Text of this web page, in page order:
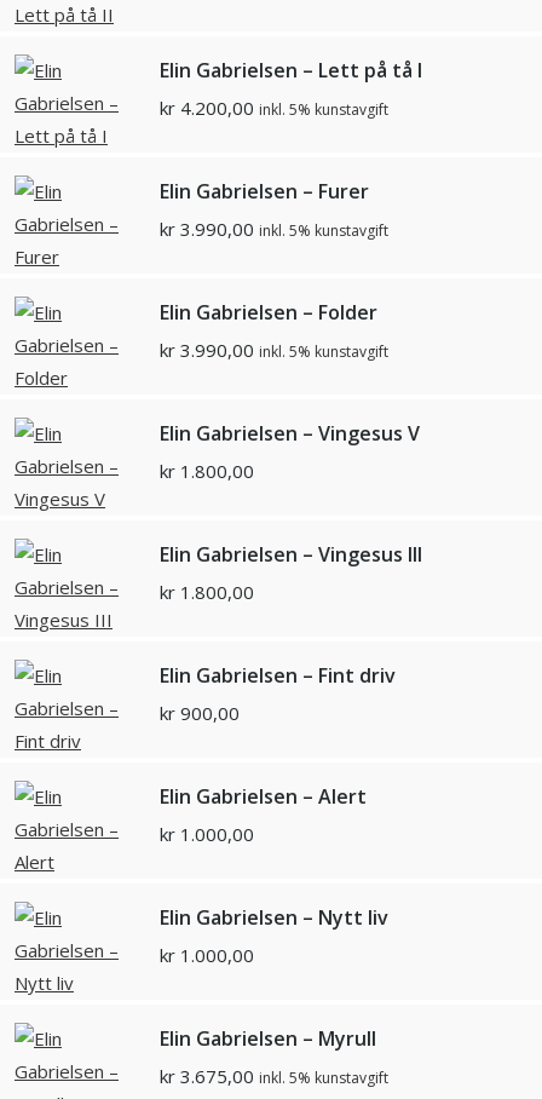
Elin Gabrielsen – Lett på tå I
kr 4.200,00 inkl. 5% kunstavgift
Elin Gabrielsen – Furer
kr 3.990,00 inkl. 5% kunstavgift
Elin Gabrielsen – Folder
kr 3.990,00 inkl. 5% kunstavgift
Elin Gabrielsen – Vingesus V
kr 1.800,00
Elin Gabrielsen – Vingesus III
kr 1.800,00
Elin Gabrielsen – Fint driv
kr 900,00
Elin Gabrielsen – Alert
kr 1.000,00
Elin Gabrielsen – Nytt liv
kr 1.000,00
Elin Gabrielsen – Myrull
kr 3.675,00 inkl. 5% kunstavgift